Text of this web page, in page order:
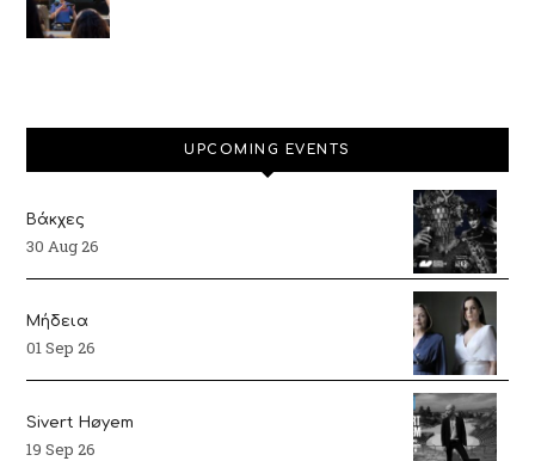
UPCOMING EVENTS
Βάκχες
30 Aug 26
Μήδεια
01 Sep 26
Sivert Høyem
19 Sep 26